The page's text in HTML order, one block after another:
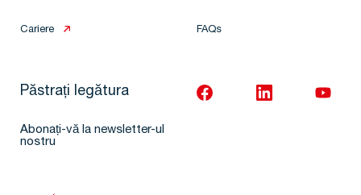
Cariere FAQs
Păstrați legătura
Abonați-vă la newsletter-ul
nostru